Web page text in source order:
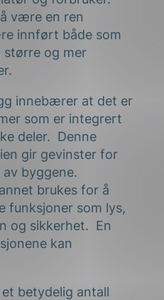
være en ren
innført både som
større og mer
innebærer at det er
som er integrert
deler. Denne
gir gevinster for
byggene.
brukes for å
funksjoner som lys,
og sikkerhet. En
kan
betydelig antall